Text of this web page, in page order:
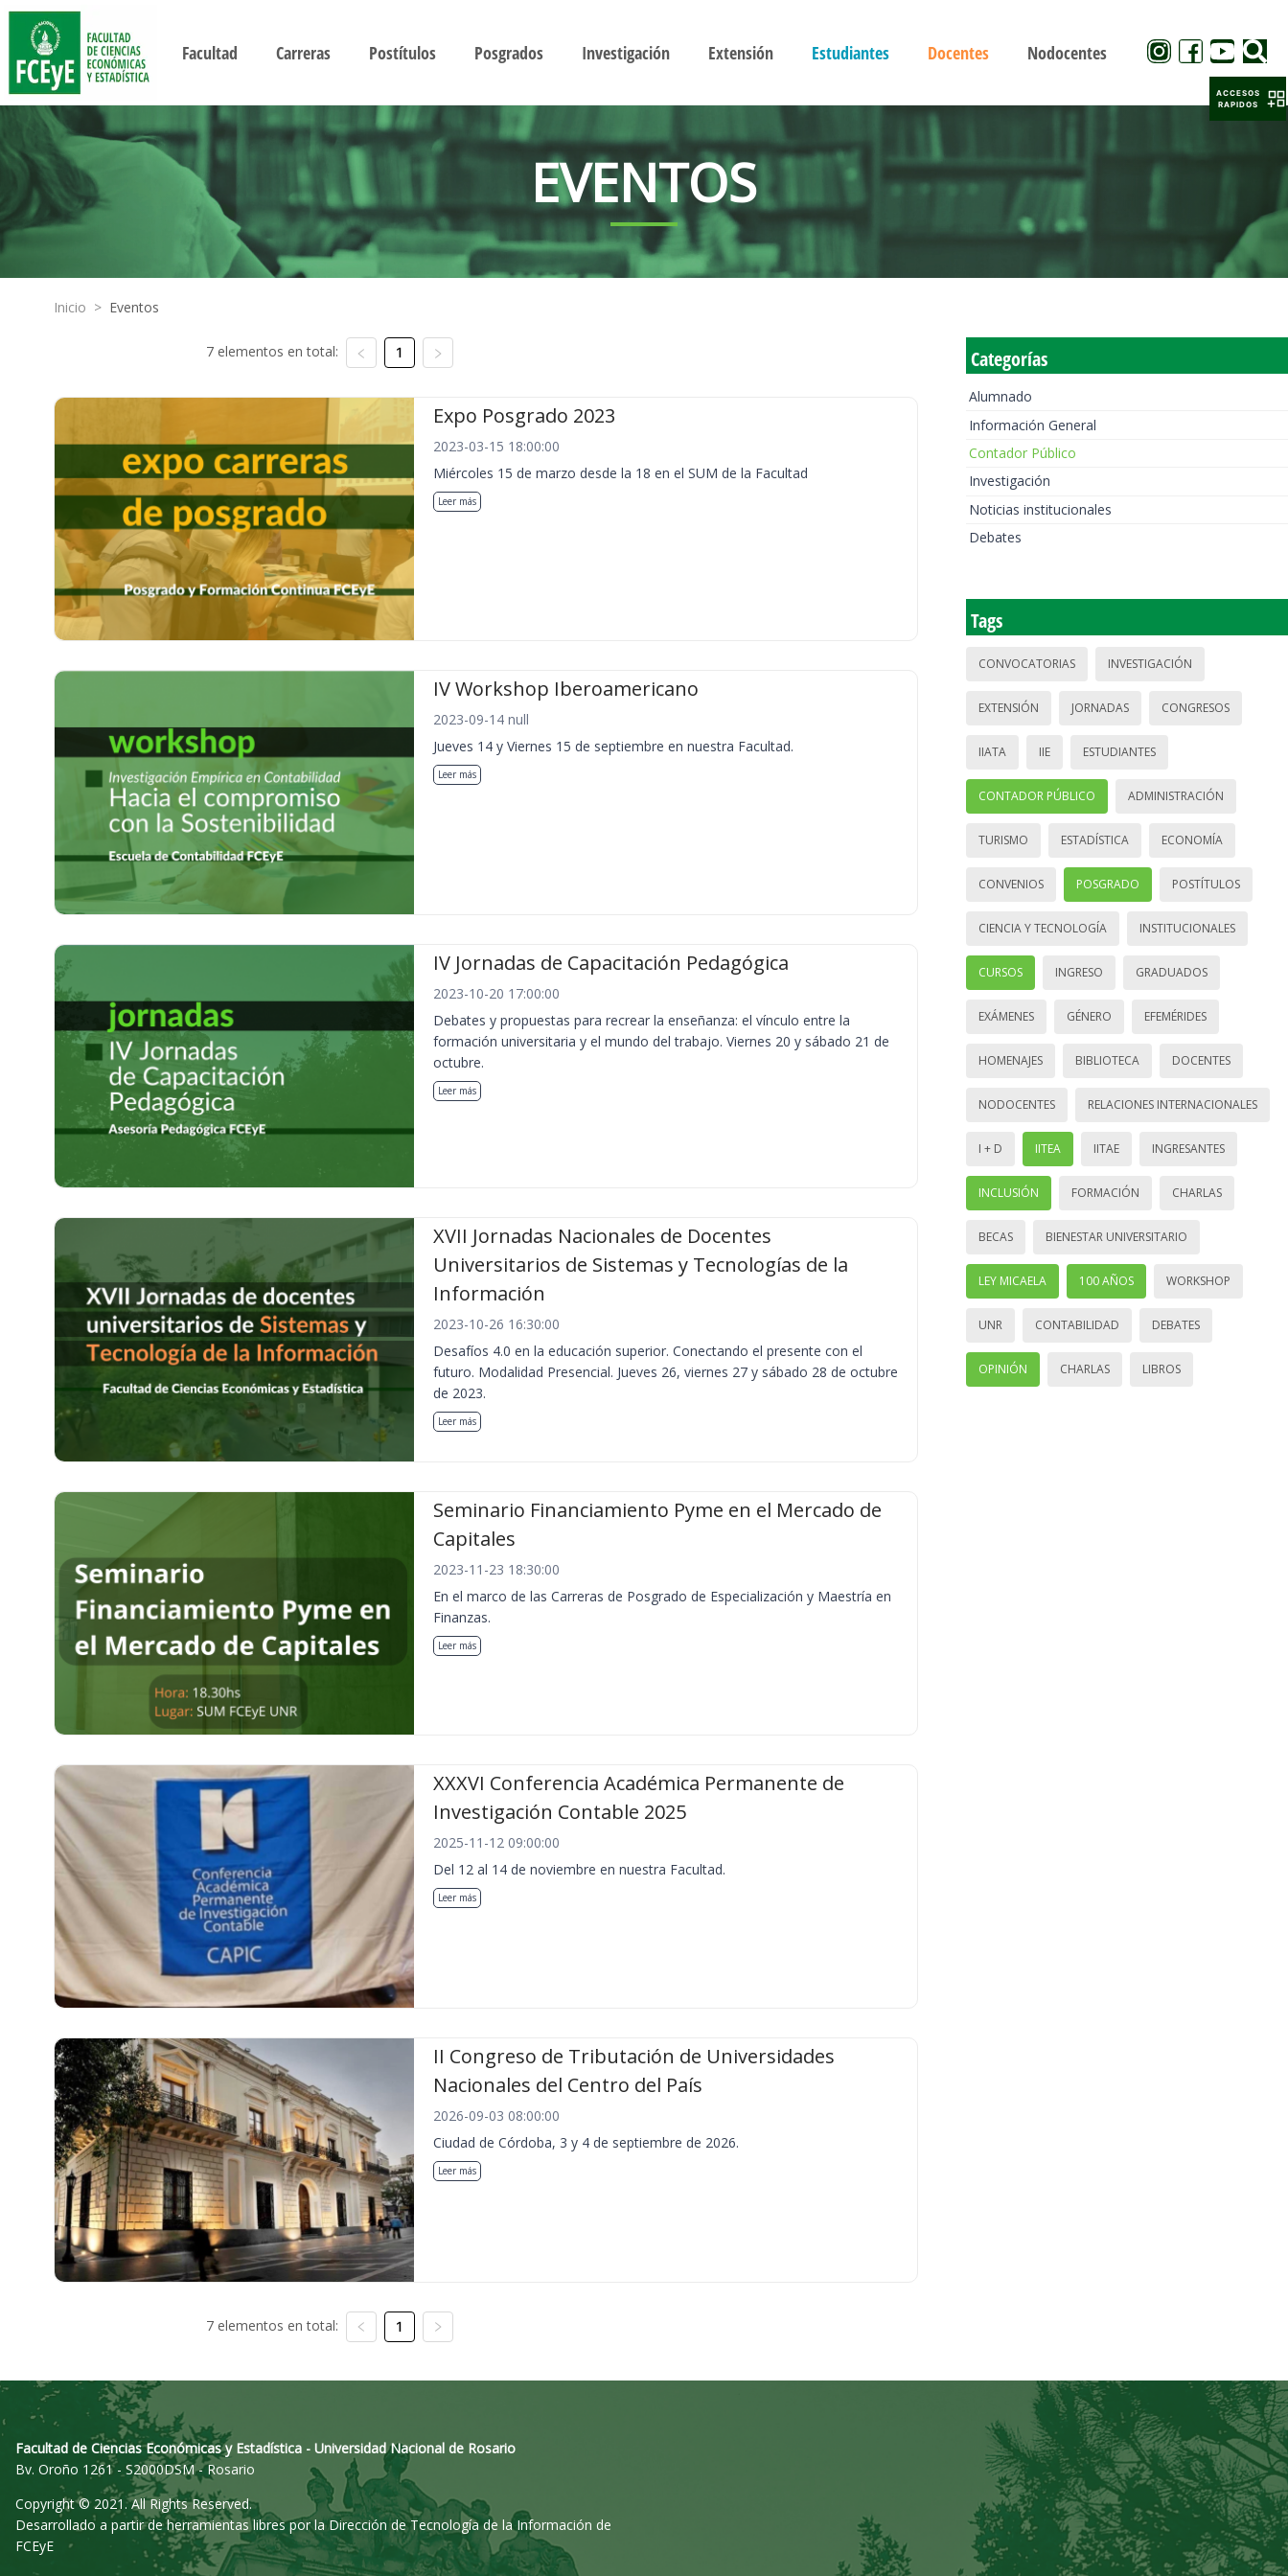
Facultad Carreras Postítulos Posgrados Investigación Extensión Estudiantes Docentes Nodocentes
EVENTOS
Inicio > Eventos
7 elementos en total: 1
Expo Posgrado 2023
2023-03-15 18:00:00
Miércoles 15 de marzo desde la 18 en el SUM de la Facultad
Leer más
IV Workshop Iberoamericano
2023-09-14 null
Jueves 14 y Viernes 15 de septiembre en nuestra Facultad.
Leer más
IV Jornadas de Capacitación Pedagógica
2023-10-20 17:00:00
Debates y propuestas para recrear la enseñanza: el vínculo entre la
formación universitaria y el mundo del trabajo. Viernes 20 y sábado 21 de
octubre.
Leer más
XVII Jornadas Nacionales de Docentes
Universitarios de Sistemas y Tecnologías de la
Información
2023-10-26 16:30:00
Desafíos 4.0 en la educación superior. Conectando el presente con el
futuro. Modalidad Presencial. Jueves 26, viernes 27 y sábado 28 de octubre
de 2023.
Leer más
Seminario Financiamiento Pyme en el Mercado de
Capitales
2023-11-23 18:30:00
En el marco de las Carreras de Posgrado de Especialización y Maestría en
Finanzas.
Leer más
XXXVI Conferencia Académica Permanente de
Investigación Contable 2025
2025-11-12 09:00:00
Del 12 al 14 de noviembre en nuestra Facultad.
Leer más
II Congreso de Tributación de Universidades
Nacionales del Centro del País
2026-09-03 08:00:00
Ciudad de Córdoba, 3 y 4 de septiembre de 2026.
Leer más
7 elementos en total: 1
Categorías
Alumnado
Información General
Contador Público
Investigación
Noticias institucionales
Debates
Tags
CONVOCATORIAS INVESTIGACIÓN
EXTENSIÓN JORNADAS CONGRESOS
IIATA IIE ESTUDIANTES
CONTADOR PÚBLICO ADMINISTRACIÓN
TURISMO ESTADÍSTICA ECONOMÍA
CONVENIOS POSGRADO POSTÍTULOS
CIENCIA Y TECNOLOGÍA INSTITUCIONALES
CURSOS INGRESO GRADUADOS
EXÁMENES GÉNERO EFEMÉRIDES
HOMENAJES BIBLIOTECA DOCENTES
NODOCENTES RELACIONES INTERNACIONALES
I + D IITEA IITAE INGRESANTES
INCLUSIÓN FORMACIÓN CHARLAS
BECAS BIENESTAR UNIVERSITARIO
LEY MICAELA 100 AÑOS WORKSHOP
UNR CONTABILIDAD DEBATES
OPINIÓN CHARLAS LIBROS
Facultad de Ciencias Económicas y Estadística - Universidad Nacional de Rosario
Bv. Oroño 1261 - S2000DSM - Rosario
Copyright © 2021. All Rights Reserved.
Desarrollado a partir de herramientas libres por la Dirección de Tecnología de la Información de
FCEyE
ACCESOS
RAPIDOS